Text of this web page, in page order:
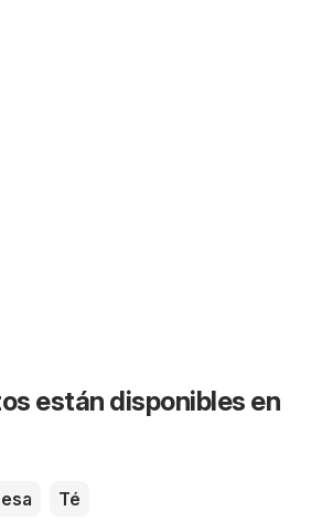
están disponibles en
Té